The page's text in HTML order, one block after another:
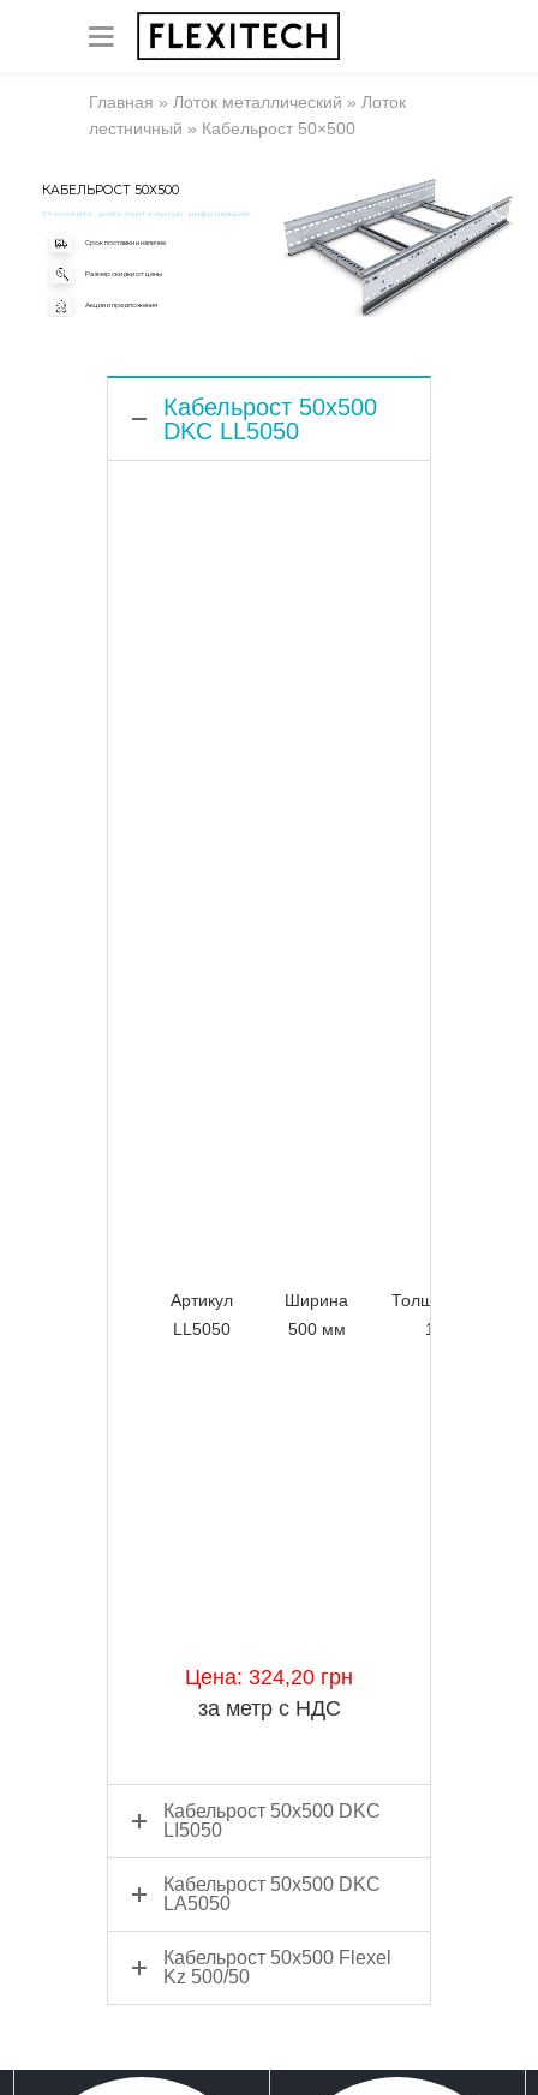
Главная » Лоток металлический » Лоток
лестничный » Кабельрост 50×500
КАБЕЛЬРОСТ 50X500
Уточняйте дополнительную информацию
Срок поставки и наличие
Размер скидки от цены
Акции и предложения
Кабельрост 50x500
DKC LL5050
Артикул Ширина
Толщина листа
LL5050
500 мм 1,2 мм
Цена: 324,20 грн
за метр с НДС
Кабельрост 50x500 DKC
LI5050
Кабельрост 50x500 DKC
LA5050
Кабельрост 50x500 Flexel
Kz 500/50